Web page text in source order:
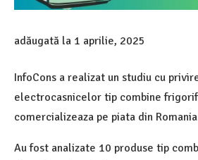
adăugată la 1 aprilie, 2025
InfoCons a realizat un studiu cu
electrocasnicelor tip combine
comercializeaza pe piata din
Au fost analizate 10 produse tip